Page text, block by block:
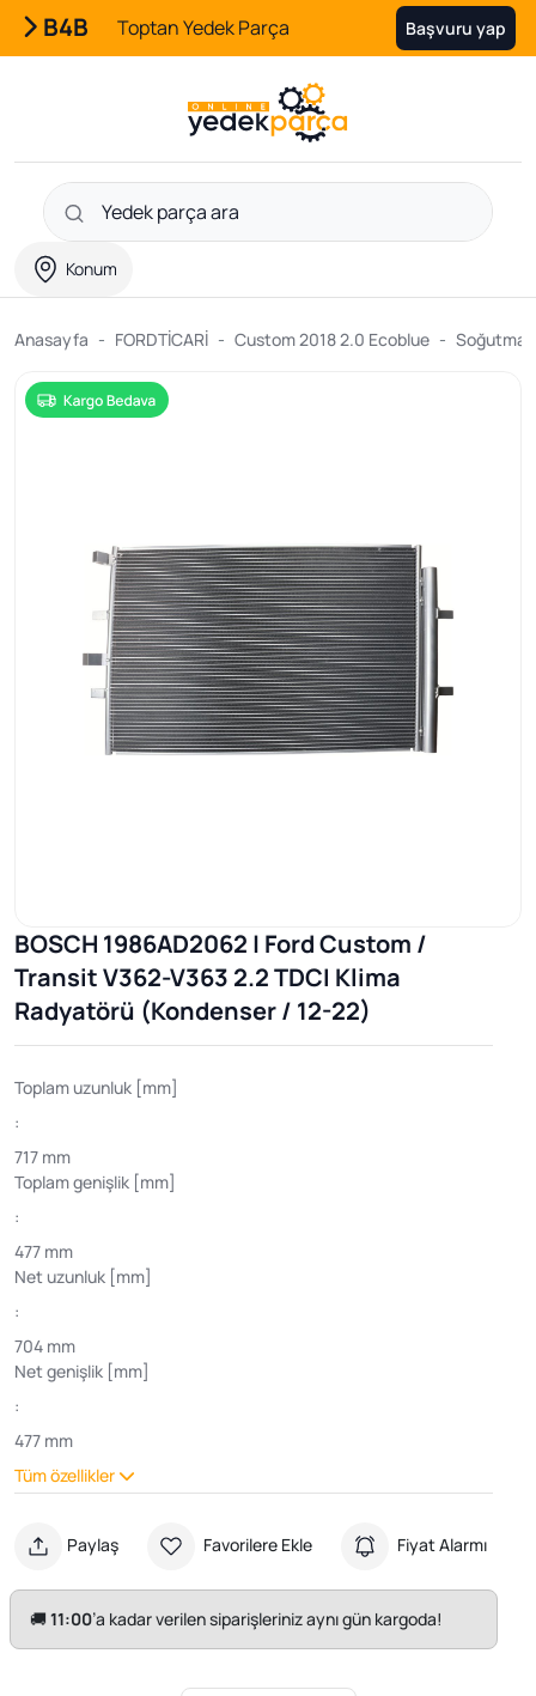
B4B Toptan Yedek Parça Başvuru yap
Konum
Anasayfa FORDTİCARİ Custom 2018 2.0 Ecoblue Soğutma
BOSCH 1986AD2062 | Ford Custom /
Transit V362-V363 2.2 TDCI Klima
Radyatörü (Kondenser / 12-22)
Toplam uzunluk [mm]
:
717 mm
Toplam genişlik [mm]
:
477 mm
Net uzunluk [mm]
:
704 mm
Net genişlik [mm]
:
477 mm
Tüm özellikler
Paylaş Favorilere Ekle Fiyat Alarmı
🚚11:00’a kadar verilen siparişleriniz aynı gün kargoda!